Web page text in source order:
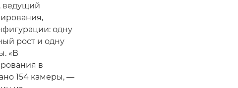
ведущий
одну
рост и одну
«В
в
154 камеры, —